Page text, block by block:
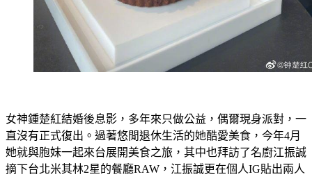
女神鍾楚紅結婚後息影，多年來只做公益，偶爾現身派對，一
直沒有正式復出。過著悠閒退休生活的她酷愛美食，今年4月
她就與胞妹一起來台展開美食之旅，其中也拜訪了名廚江振誠
摘下台北米其林2星的餐廳RAW，江振誠更在個人IG貼出兩人